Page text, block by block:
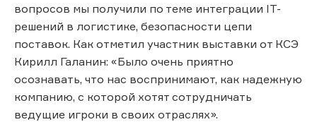
вопросов мы получили по теме интеграции IT-
решений в логистике, безопасности цепи
поставок. Как отметил участник выставки от КСЭ
Кирилл Галанин: «Было очень приятно
осознавать, что нас воспринимают, как надежную
компанию, с которой хотят сотрудничать
ведущие игроки в своих отраслях».